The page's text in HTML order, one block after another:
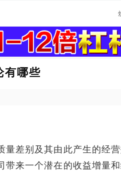
有哪些
量差别及其由此产生的经
带来一个潜在的收益增量